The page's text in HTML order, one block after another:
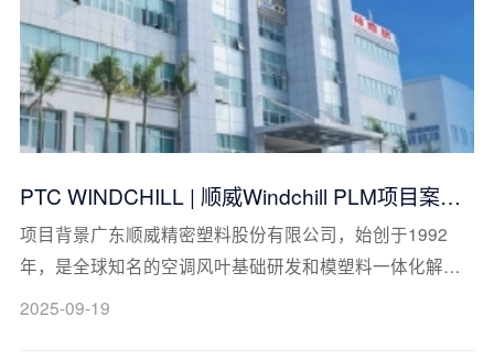
PTC WINDCHILL | 顺威Windchill PLM项目案例
分享
项目背景广东顺威精密塑料股份有限公司，始创于1992
年，是全球知名的空调风叶基础研发和模塑料一体化解决
方案的提供商，致力于为客户提供包括空调风叶、新材
2025-09-19